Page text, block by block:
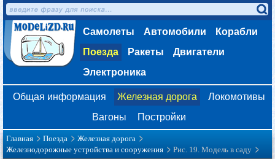
Самолеты Автомобили
Корабли
Поезда
Ракеты
Двигатели
Электроника
Общая информация Железная дорога
Локомотивы
Вагоны
Постройки
Главная Поезда
Железная дорога
Железнодорожные устройства и сооружения
Рис. 19. Модель в саду